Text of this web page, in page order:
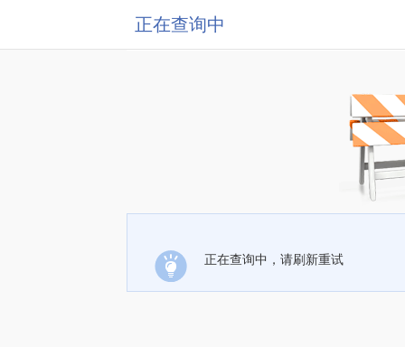
正在查询中
正在查询中，请刷新重试